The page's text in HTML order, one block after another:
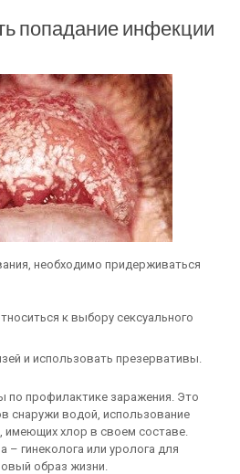
попадание инфекции
необходимо придерживаться
к выбору сексуального
и использовать презервативы.
профилактике заражения. Это
снаружи водой, использование
имеющих хлор в своем составе.
гинеколога или уролога для
образ жизни.